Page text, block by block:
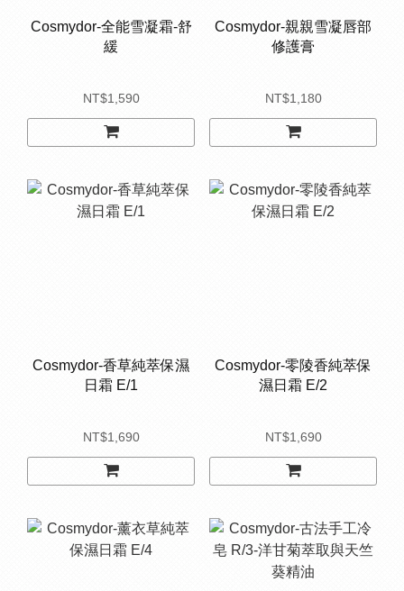
Cosmydor-全能雪凝霜-舒
緩
NT$1,590
Cosmydor-親親雪凝唇部
修護膏
NT$1,180
Cosmydor-香草純萃保濕
日霜 E/1
NT$1,690
Cosmydor-零陵香純萃保
濕日霜 E/2
NT$1,690